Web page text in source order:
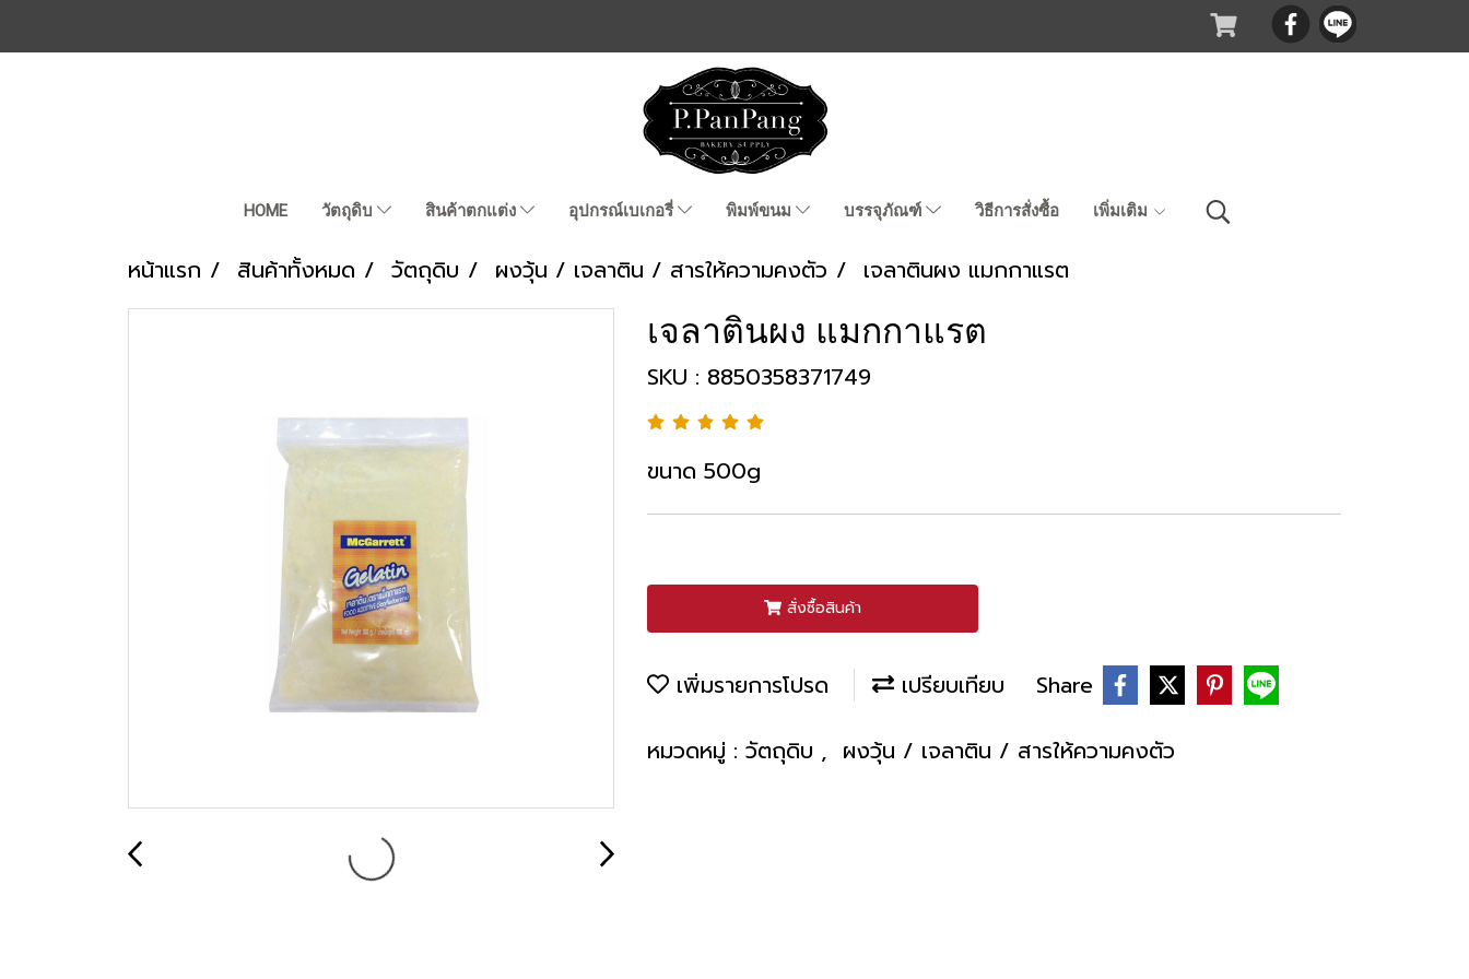
HOME วัตถุดิบ สินค้าตกแต่ง อุปกรณ์เบเกอรี่ พิมพ์ขนม บรรจุภัณฑ์ วิธีการสั่งซื้อ เพิ่มเติม
หน้าแรก สินค้าทั้งหมด วัตถุดิบ ผงวุ้น / เจลาติน / สารให้ความคงตัว เจลาตินผง แมกกาแรต
เจลาตินผง แมกกาแรต
SKU : 8850358371749
ขนาด 500g
สั่งซื้อสินค้า
เพิ่มรายการโปรด เปรียบเทียบ Share
หมวดหมู่ : วัตถุดิบ , ผงวุ้น / เจลาติน / สารให้ความคงตัว